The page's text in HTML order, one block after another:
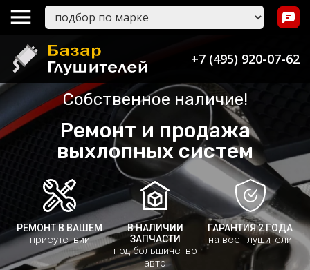
+7 (495) 920-07-62
Собственное наличие!
Ремонт и продажа
выхлопных систем
РЕМОНТ В ВАШЕМ
присутствии
В НАЛИЧИИ
ЗАПЧАСТИ
под большинство
авто
ГАРАНТИЯ 2 ГОДА
на все глушители